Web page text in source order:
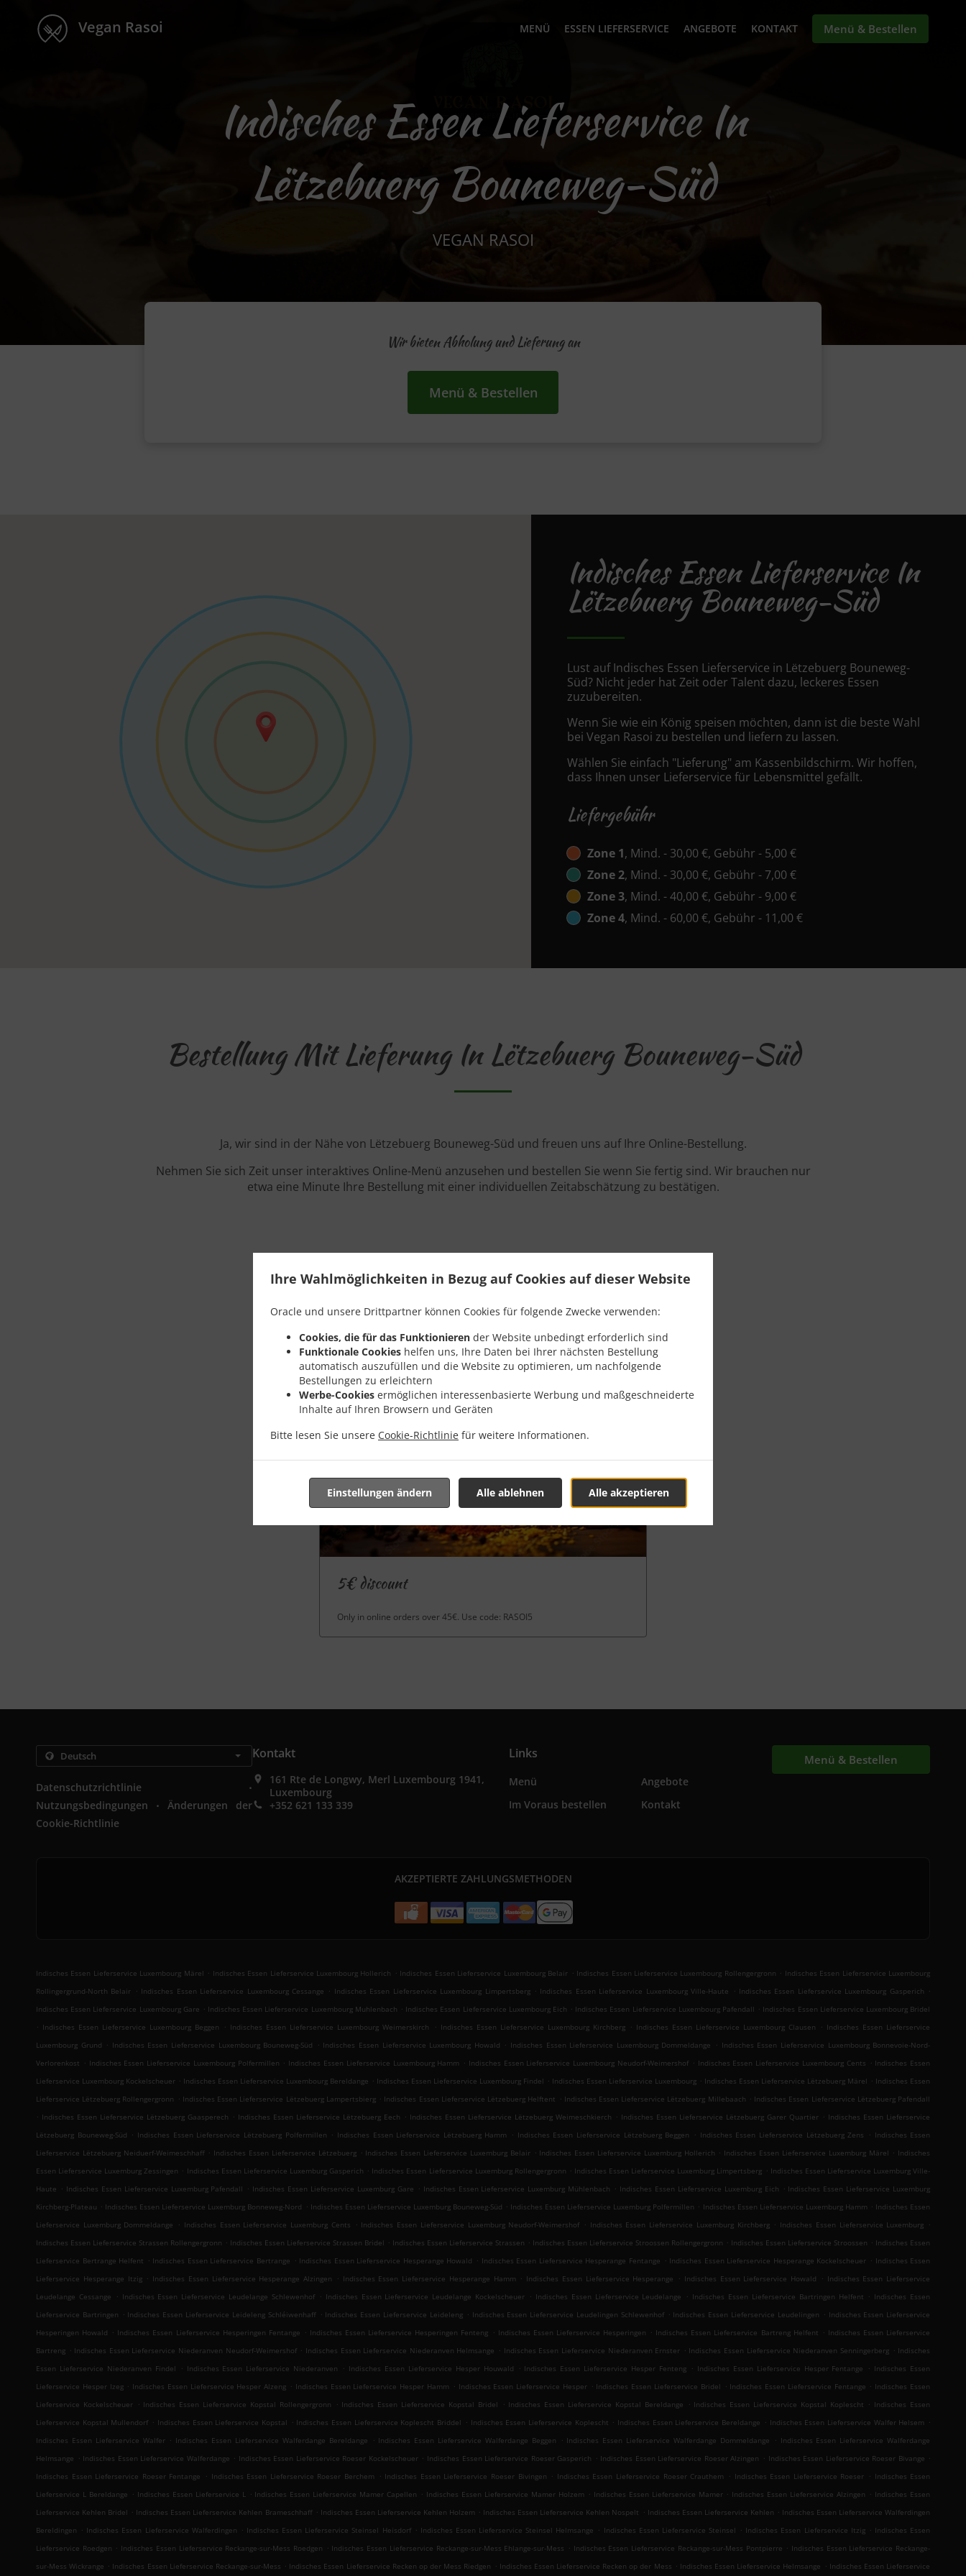
Ihre Wahlmöglichkeiten in Bezug auf Cookies auf dieser Website
Oracle und unsere Drittpartner können Cookies für folgende Zwecke verwenden:
Cookies, die für das Funktionieren der Website unbedingt erforderlich sind
Funktionale Cookies helfen uns, Ihre Daten bei Ihrer nächsten Bestellung
automatisch auszufüllen und die Website zu optimieren, um nachfolgende
Bestellungen zu erleichtern
Werbe-Cookies ermöglichen interessenbasierte Werbung und maßgeschneiderte
Inhalte auf Ihren Browsern und Geräten
Bitte lesen Sie unsere Cookie-Richtlinie für weitere Informationen.
Alle akzeptieren
Alle ablehnen
Einstellungen ändern
Vegan Rasoi MENÜ ESSEN LIEFERSERVICE ANGEBOTE KONTAKT Menü & Bestellen
Indisches Essen Lieferservice In
Lëtzebuerg Bouneweg-Süd
VEGAN RASOI
Wir bieten Abholung und Lieferung an
Menü & Bestellen
Indisches Essen Lieferservice In
Lëtzebuerg Bouneweg-Süd
Lust auf Indisches Essen Lieferservice in Lëtzebuerg Bouneweg-
Süd? Nicht jeder hat Zeit oder Talent dazu, leckeres Essen
zuzubereiten.
Wenn Sie wie ein König speisen möchten, dann ist die beste Wahl
bei Vegan Rasoi zu bestellen und liefern zu lassen.
Wählen Sie einfach "Lieferung" am Kassenbildschirm. Wir hoffen,
dass Ihnen unser Lieferservice für Lebensmittel gefällt.
Liefergebühr
Zone 1, Mind. - 30,00 €, Gebühr - 5,00 €
Zone 2, Mind. - 30,00 €, Gebühr - 7,00 €
Zone 3, Mind. - 40,00 €, Gebühr - 9,00 €
Zone 4, Mind. - 60,00 €, Gebühr - 11,00 €
Bestellung Mit Lieferung In Lëtzebuerg Bouneweg-Süd
Ja, wir sind in der Nähe von Lëtzebuerg Bouneweg-Süd und freuen uns auf Ihre Online-Bestellung.
Nehmen Sie sich Zeit unser interaktives Online-Menü anzusehen und bestellen Sie wenn Sie fertig sind. Wir brauchen nur
etwa eine Minute Ihre Bestellung mit einer individuellen Zeitabschätzung zu bestätigen.
Angebote
5€ discount
Only in online orders over 45€. Use code: RASOI5
Datenschutzrichtlinie .
Nutzungsbedingungen .
Änderungen der
Cookie-Richtlinie
Kontakt
161 Rte de Longwy, Merl Luxembourg 1941,
Luxembourg
+352 621 133 339
Links
Menü
Angebote
Im Voraus bestellen
Kontakt
Menü & Bestellen
AKZEPTIERTE ZAHLUNGSMETHODEN
Indisches Essen Lieferservice Luxembourg Märel . Indisches Essen Lieferservice Luxembourg Hollerich . Indisches Essen Lieferservice Luxembourg Belair . Indisches Essen Lieferservice Luxembourg Rollengergronn . Indisches Essen Lieferservice Luxembourg
Rollingergrund-North Belair . Indisches Essen Lieferservice Luxembourg Cessange . Indisches Essen Lieferservice Luxembourg Limpertsberg . Indisches Essen Lieferservice Luxembourg Ville-Haute . Indisches Essen Lieferservice Luxembourg Gasperich .
Indisches Essen Lieferservice Luxembourg Gare . Indisches Essen Lieferservice Luxembourg Muhlenbach . Indisches Essen Lieferservice Luxembourg Eich . Indisches Essen Lieferservice Luxembourg Pafendall . Indisches Essen Lieferservice Luxembourg Bridel
. Indisches Essen Lieferservice Luxembourg Beggen . Indisches Essen Lieferservice Luxembourg Weimerskirch . Indisches Essen Lieferservice Luxembourg Kirchberg . Indisches Essen Lieferservice Luxembourg Clausen . Indisches Essen Lieferservice
Luxembourg Grund . Indisches Essen Lieferservice Luxembourg Bouneweg-Süd . Indisches Essen Lieferservice Luxembourg Howald . Indisches Essen Lieferservice Luxembourg Dommeldange . Indisches Essen Lieferservice Luxembourg Bonnevoie-Nord-
Verlorenkost . Indisches Essen Lieferservice Luxembourg Polfermillen . Indisches Essen Lieferservice Luxembourg Hamm . Indisches Essen Lieferservice Luxembourg Neudorf-Weimershof . Indisches Essen Lieferservice Luxembourg Cents . Indisches Essen
Lieferservice Luxembourg Kockelscheuer . Indisches Essen Lieferservice Luxembourg Bereldange . Indisches Essen Lieferservice Luxembourg Findel . Indisches Essen Lieferservice Luxembourg . Indisches Essen Lieferservice Lëtzebuerg Märel . Indisches Essen
Lieferservice Lëtzebuerg Rollengergronn . Indisches Essen Lieferservice Lëtzebuerg Lampertsbierg . Indisches Essen Lieferservice Lëtzebuerg Helftent . Indisches Essen Lieferservice Lëtzebuerg Millebaach . Indisches Essen Lieferservice Lëtzebuerg Pafendall
. Indisches Essen Lieferservice Lëtzebuerg Gaasperech . Indisches Essen Lieferservice Lëtzebuerg Eech . Indisches Essen Lieferservice Lëtzebuerg Weimeschkierch . Indisches Essen Lieferservice Lëtzebuerg Garer Quartier . Indisches Essen Lieferservice
Lëtzebuerg Bouneweg-Süd . Indisches Essen Lieferservice Lëtzebuerg Polfermillen . Indisches Essen Lieferservice Lëtzebuerg Hamm . Indisches Essen Lieferservice Lëtzebuerg Beggen . Indisches Essen Lieferservice Lëtzebuerg Zens . Indisches Essen
Lieferservice Lëtzebuerg Neiduerf-Weimeschhaff . Indisches Essen Lieferservice Lëtzebuerg . Indisches Essen Lieferservice Luxemburg Belair . Indisches Essen Lieferservice Luxemburg Hollerich . Indisches Essen Lieferservice Luxemburg Märel . Indisches
Essen Lieferservice Luxemburg Zessingen . Indisches Essen Lieferservice Luxemburg Gasperich . Indisches Essen Lieferservice Luxemburg Rollengergronn . Indisches Essen Lieferservice Luxemburg Limpertsberg . Indisches Essen Lieferservice Luxemburg Ville-
Haute . Indisches Essen Lieferservice Luxemburg Pafendall . Indisches Essen Lieferservice Luxemburg Gare . Indisches Essen Lieferservice Luxemburg Mühlenbach . Indisches Essen Lieferservice Luxemburg Eich . Indisches Essen Lieferservice Luxemburg
Kirchberg-Plateau . Indisches Essen Lieferservice Luxemburg Bonneweg-Nord . Indisches Essen Lieferservice Luxemburg Bouneweg-Süd . Indisches Essen Lieferservice Luxemburg Polfermillen . Indisches Essen Lieferservice Luxemburg Hamm . Indisches Essen
Lieferservice Luxemburg Dommeldange
. Indisches Essen Lieferservice Luxemburg Cents . Indisches Essen Lieferservice Luxemburg Neudorf-Weimershof . Indisches Essen Lieferservice Luxemburg Kirchberg . Indisches Essen Lieferservice Luxemburg .
Indisches Essen Lieferservice Strassen Rollengergronn . Indisches Essen Lieferservice Strassen Bridel . Indisches Essen Lieferservice Strassen . Indisches Essen Lieferservice Stroossen Rollengergronn . Indisches Essen Lieferservice Stroossen . Indisches Essen
Lieferservice Bertrange Helfent . Indisches Essen Lieferservice Bertrange . Indisches Essen Lieferservice Hesperange Howald . Indisches Essen Lieferservice Hesperange Fentange . Indisches Essen Lieferservice Hesperange Kockelscheuer . Indisches Essen
Lieferservice Hesperange Itzig . Indisches Essen Lieferservice Hesperange Alzingen . Indisches Essen Lieferservice Hesperange Hamm . Indisches Essen Lieferservice Hesperange . Indisches Essen Lieferservice Howald . Indisches Essen Lieferservice
Leudelange Cessange
. Indisches Essen Lieferservice Leudelange Schlewenhof . Indisches Essen Lieferservice Leudelange Kockelscheuer . Indisches Essen Lieferservice Leudelange . Indisches Essen Lieferservice Bartringen Helfent . Indisches Essen
Lieferservice Bartringen . Indisches Essen Lieferservice Leideleng Schléiwenhaff . Indisches Essen Lieferservice Leideleng . Indisches Essen Lieferservice Leudelingen Schlewenhof . Indisches Essen Lieferservice Leudelingen . Indisches Essen Lieferservice
Hesperingen Howald . Indisches Essen Lieferservice Hesperingen Fentange . Indisches Essen Lieferservice Hesperingen Fenteng . Indisches Essen Lieferservice Hesperingen . Indisches Essen Lieferservice Bartreng Helfent . Indisches Essen Lieferservice
Bartreng . Indisches Essen Lieferservice Niederanven Neudorf-Weimershof . Indisches Essen Lieferservice Niederanven Helmsange . Indisches Essen Lieferservice Niederanven Ernster . Indisches Essen Lieferservice Niederanven Senningerberg . Indisches
Essen Lieferservice Niederanven Findel
. Indisches Essen Lieferservice Niederanven . Indisches Essen Lieferservice Hesper Houwald . Indisches Essen Lieferservice Hesper Fenteng . Indisches Essen Lieferservice Hesper Fentange . Indisches Essen
Lieferservice Hesper Izeg . Indisches Essen Lieferservice Hesper Alzeng . Indisches Essen Lieferservice Hesper Hamm . Indisches Essen Lieferservice Hesper . Indisches Essen Lieferservice Bridel . Indisches Essen Lieferservice Fentange . Indisches Essen
Lieferservice Kockelscheuer . Indisches Essen Lieferservice Kopstal Rollengergronn . Indisches Essen Lieferservice Kopstal Bridel . Indisches Essen Lieferservice Kopstal Bereldange . Indisches Essen Lieferservice Kopstal Koplescht . Indisches Essen
Lieferservice Kopstal Mullendorf . Indisches Essen Lieferservice Kopstal . Indisches Essen Lieferservice Koplescht Briddel . Indisches Essen Lieferservice Koplescht . Indisches Essen Lieferservice Bereldange . Indisches Essen Lieferservice Walfer Helsem .
Indisches Essen Lieferservice Walfer . Indisches Essen Lieferservice Walferdange Bereldange . Indisches Essen Lieferservice Walferdange Beggen . Indisches Essen Lieferservice Walferdange Dommeldange . Indisches Essen Lieferservice Walferdange
Helmsange . Indisches Essen Lieferservice Walferdange . Indisches Essen Lieferservice Roeser Kockelscheuer . Indisches Essen Lieferservice Roeser Gasperich . Indisches Essen Lieferservice Roeser Alzingen . Indisches Essen Lieferservice Roeser Bivange .
Indisches Essen Lieferservice Roeser Fentange
. Indisches Essen Lieferservice Roeser Berchem . Indisches Essen Lieferservice Roeser Bivingen . Indisches Essen Lieferservice Roeser Crauthem . Indisches Essen Lieferservice Roeser . Indisches Essen
Lieferservice L Bereldange . Indisches Essen Lieferservice L . Indisches Essen Lieferservice Mamer Capellen . Indisches Essen Lieferservice Mamer Holzem . Indisches Essen Lieferservice Mamer . Indisches Essen Lieferservice Alzingen . Indisches Essen
Lieferservice Kehlen Bridel . Indisches Essen Lieferservice Kehlen Brameschhaff . Indisches Essen Lieferservice Kehlen Holzem . Indisches Essen Lieferservice Kehlen Nospelt . Indisches Essen Lieferservice Kehlen . Indisches Essen Lieferservice Walferdingen
Bereldingen . Indisches Essen Lieferservice Walferdingen . Indisches Essen Lieferservice Steinsel Heisdorf . Indisches Essen Lieferservice Steinsel Helmsange . Indisches Essen Lieferservice Steinsel . Indisches Essen Lieferservice Itzig . Indisches Essen
Lieferservice Roedgen . Indisches Essen Lieferservice Reckange-sur-Mess Roedgen . Indisches Essen Lieferservice Reckange-sur-Mess Ehlange-sur-Mess . Indisches Essen Lieferservice Reckange-sur-Mess Pontpierre . Indisches Essen Lieferservice Reckange-
sur-Mess Wickrange . Indisches Essen Lieferservice Reckange-sur-Mess . Indisches Essen Lieferservice Recken op der Mess Riedgen . Indisches Essen Lieferservice Recken op der Mess . Indisches Essen Lieferservice Helmsange . Indisches Essen Lieferservice